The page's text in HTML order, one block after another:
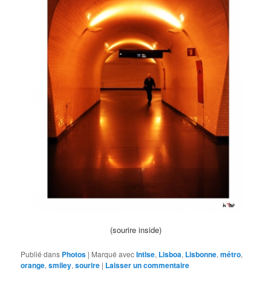
(sourire inside)
Publié dans Photos | Marqué avecIntlse, Lisboa, Lisbonne,métro,
orange,smiley,sourire | Laisser un commentaire